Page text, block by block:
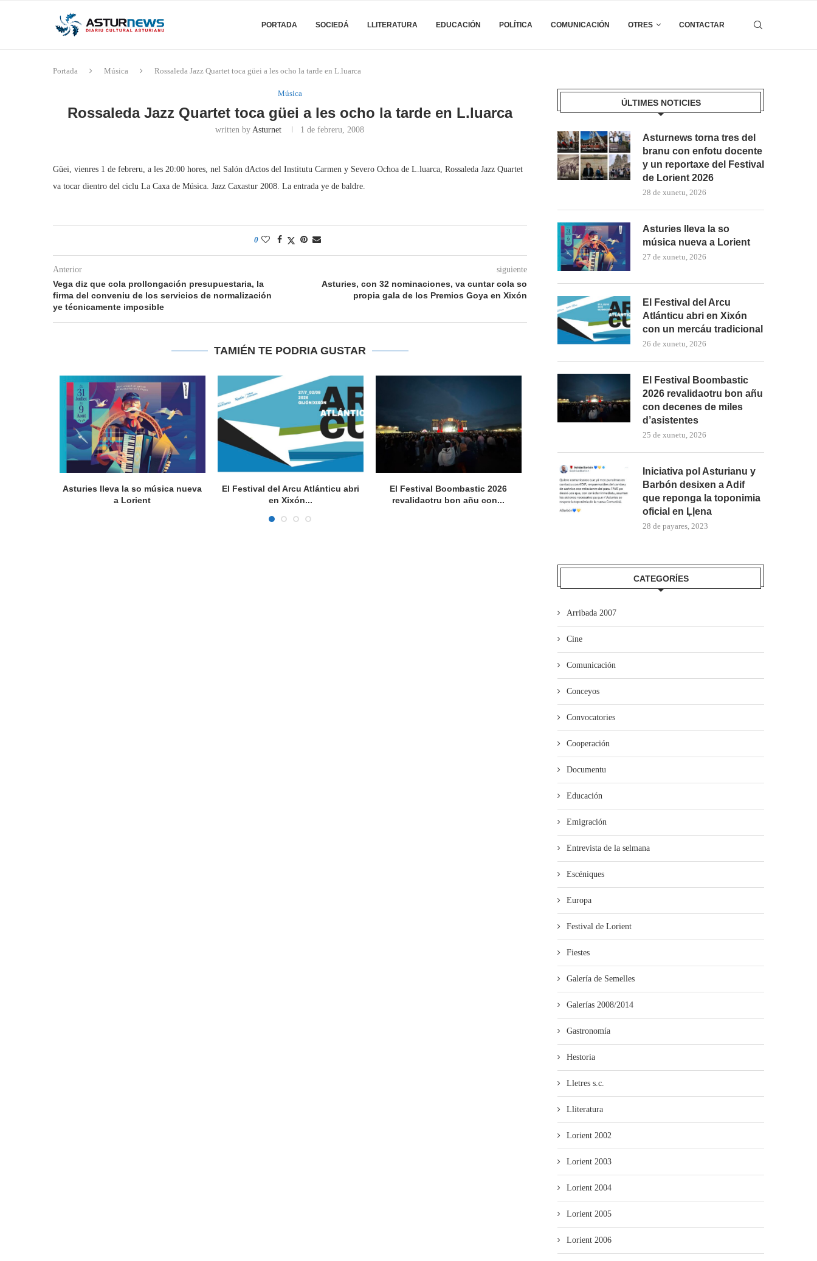
PORTADA SOCIEDÁ LLITERATURA EDUCACIÓN POLÍTICA COMUNICACIÓN OTRES CONTACTAR
Portada Música Rossaleda Jazz Quartet toca güei a les ocho la tarde en L.luarca
Música
Rossaleda Jazz Quartet toca güei a les ocho la tarde en L.luarca
written byAsturnet 1 de febreru, 2008
Güei, vienres 1 de febreru, a les 20:00 hores, nel Salón dActos del Institutu Carmen y Severo Ochoa de L.luarca, Rossaleda Jazz Quartet
va tocar dientro del ciclu La Caxa de Música. Jazz Caxastur 2008. La entrada ye de baldre.
0
Anterior
Vega diz que cola prollongación presupuestaria, la
firma del conveniu de los servicios de normalización
ye técnicamente imposible
siguiente
Asturies, con 32 nominaciones, va cuntar cola so
propia gala de los Premios Goya en Xixón
TAMIÉN TE PODRIA GUSTAR
Asturies lleva la so música nueva
a Lorient
El Festival del Arcu Atlánticu abri
en Xixón...
El Festival Boombastic 2026
revalidaotru bon añu con...
Semando Son amuesa’l nuevu folk
asturiano
El Trasiegu Fest va tener
mercáu con...
ÚLTIMES NOTICIES
Asturnews torna tres del
branu con enfotu docente
y un reportaxe del Festival
de Lorient 2026
28 de xunetu, 2026
Asturies lleva la so
música nueva a Lorient
27 de xunetu, 2026
El Festival del Arcu
Atlánticu abri en Xixón
con un mercáu tradicional
26 de xunetu, 2026
El Festival Boombastic
2026 revalidaotru bon añu
con decenes de miles
d’asistentes
25 de xunetu, 2026
Iniciativa pol Asturianu y
Barbón desixen a Adif
que reponga la toponimia
oficial en Ḷḷena
28 de payares, 2023
CATEGORÍES
Arribada 2007
Cine
Comunicación
Conceyos
Convocatories
Cooperación
Documentu
Educación
Emigración
Entrevista de la selmana
Escéniques
Europa
Festival de Lorient
Fiestes
Galería de Semelles
Galerías 2008/2014
Gastronomía
Hestoria
Lletres s.c.
Lliteratura
Lorient 2002
Lorient 2003
Lorient 2004
Lorient 2005
Lorient 2006